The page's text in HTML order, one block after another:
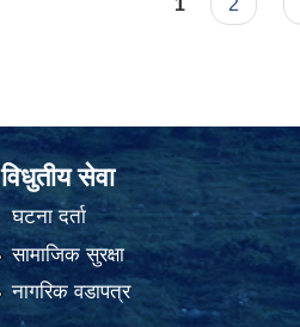
1 2
विधुतीय सेवा
घटना दर्ता
सामाजिक सुरक्षा
नागरिक वडापत्र